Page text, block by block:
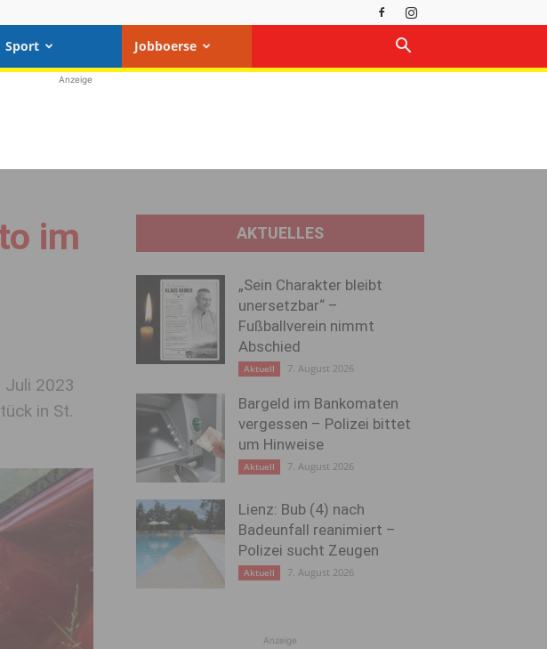
Sport Jobboerse
Anzeige
im
Juli 2023
in St.
AKTUELLES
„Sein Charakter bleibt
unersetzbar“ –
Fußballverein nimmt
Abschied
Aktuell 7. August 2026
Bargeld im Bankomaten
vergessen – Polizei bittet
um Hinweise
Aktuell 7. August 2026
Lienz: Bub (4) nach
Badeunfall reanimiert –
Polizei sucht Zeugen
Aktuell 7. August 2026
Anzeige